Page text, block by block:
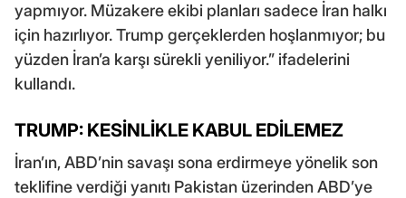
yapmıyor. Müzakere ekibi planları sadece İran halkı
için hazırlıyor. Trump gerçeklerden hoşlanmıyor; bu
yüzden İran’a karşı sürekli yeniliyor.” ifadelerini
kullandı.
TRUMP: KESİNLİKLE KABUL EDİLEMEZ
İran’ın, ABD’nin savaşı sona erdirmeye yönelik son
teklifine verdiği yanıtı Pakistan üzerinden ABD’ye